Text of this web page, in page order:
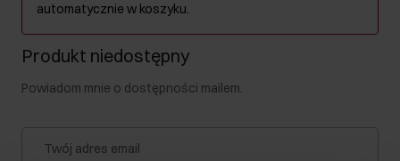
automatycznie w koszyku.
Produkt niedostępny
Powiadom mnie o dostępności mailem.
Twój adres email